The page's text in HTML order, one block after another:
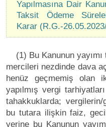
Yapılmasına Dair
Taksit Ödeme
Karar (R.G.-
(1) Bu Kanunun
mercileri nezdinde dava
henüz geçmemiş olan
yapılmış vergi
tahakkuklarda;
bu tutara ilişkin faiz,
yerine bu Kanunun